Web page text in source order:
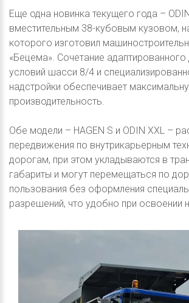
Еще одна новинка текущего года –
вместительным 38-кубовым кузовом,
которого изготовил
«Бецема». Сочетание
условий шасси 8/4 и
надстройки обеспечивает
производительность.
Обе модели – HAGEN S и ODIN XXL –
передвижения по внутрикарьерным
дорогам, при этом укладываются в
габариты и могут перемещаться по
пользования без оформления
разрешений, что удобно при освоении